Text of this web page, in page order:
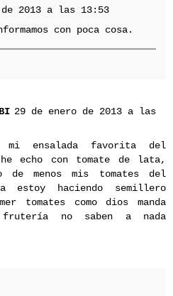
2013 a las 13:53
con poca cosa.
29 de enero de 2013 a las
ensalada favorita del
echo con tomate de lata,
de menos mis tomates del
estoy haciendo semillero
tomates como dios manda
no saben a nada